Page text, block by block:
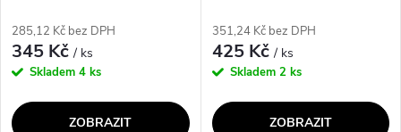
285,12 Kč bez DPH
345 Kč/ ks
Skladem 4 ks
ZOBRAZIT
351,24 Kč bez DPH
425 Kč/ ks
Skladem 2 ks
ZOBRAZIT